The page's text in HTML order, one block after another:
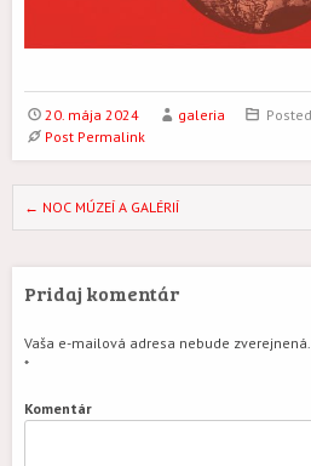
20. mája 2024 galeria
Post Permalink
Post navigation
← NOC MÚZEÍ A GALÉRIÍ
Pridaj komentár
Vaša e-mailová adresa nebude zverejnená.
*
Komentár